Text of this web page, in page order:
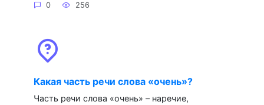
0 256
Какая часть речи слова «очень»?
Часть речи слова «очень» – наречие,